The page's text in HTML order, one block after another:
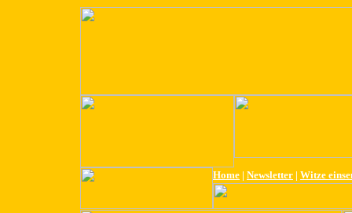
Home | Newsletter | Witze